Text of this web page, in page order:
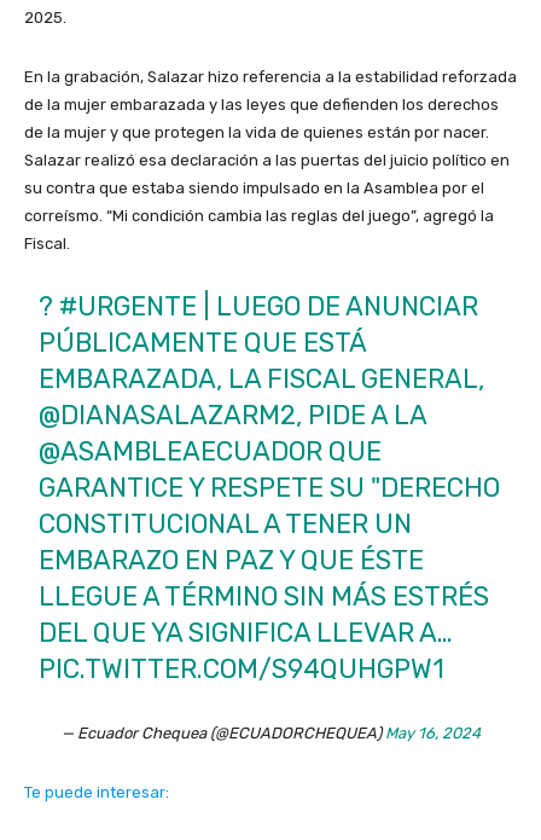
2025.
En la grabación, Salazar hizo referencia a la estabilidad reforzada
de la mujer embarazada y las leyes que defienden los derechos
de la mujer y que protegen la vida de quienes están por nacer.
Salazar realizó esa declaración a las puertas del juicio político en
su contra que estaba siendo impulsado en la Asamblea por el
correísmo. “Mi condición cambia las reglas del juego”, agregó la
Fiscal.
? #URGENTE | LUEGO DE ANUNCIAR
PÚBLICAMENTE QUE ESTÁ
EMBARAZADA, LA FISCAL GENERAL,
@DIANASALAZARM2, PIDE A LA
@ASAMBLEAECUADOR QUE
GARANTICE Y RESPETE SU "DERECHO
CONSTITUCIONAL A TENER UN
EMBARAZO EN PAZ Y QUE ÉSTE
LLEGUE A TÉRMINO SIN MÁS ESTRÉS
DEL QUE YA SIGNIFICA LLEVAR A…
PIC.TWITTER.COM/S94QUHGPW1
— Ecuador Chequea (@ECUADORCHEQUEA)May 16, 2024
Te puede interesar: